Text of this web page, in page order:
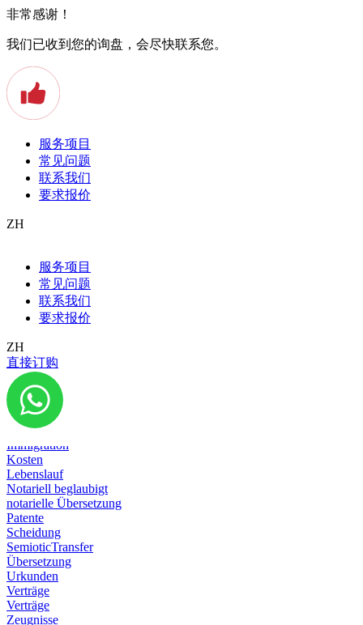
非常感谢！
我们已收到您的询盘，会尽快联系您。
服务项目
常见问题
联系我们
要求报价
ZH
服务项目
常见问题
联系我们
要求报价
ZH
直接订购
Apostille
Arbeitszeugnis
Auslandstudium
Baden
Beeidigter Übersetzer
Beglaubigte Übersetzung
Bern
Diplom
Dokumente
Emigration
Geburtsurkunde
Heirat
Immigration
Kosten
Lebenslauf
Notariell beglaubigt
notarielle Übersetzung
Patente
Scheidung
SemioticTransfer
Übersetzung
Urkunden
Verträge
Verträge
Zeugnisse